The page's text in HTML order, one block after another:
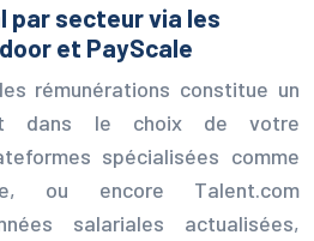
par secteur via les
et PayScale
rémunérations constitue un
dans le choix de votre
spécialisées comme
ou encore Talent.com
salariales actualisées,